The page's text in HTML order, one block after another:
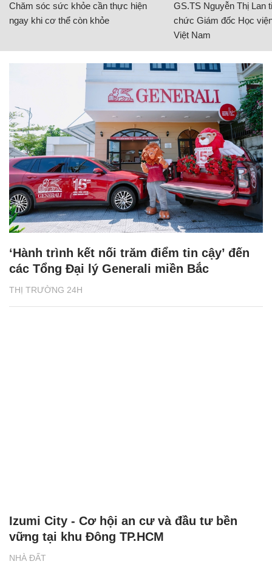
Chăm sóc sức khỏe cần thực hiện
ngay khi cơ thể còn khỏe
GS.TS Nguyễn Thị Lan
chức Giám đốc Học
Việt Nam
THỊ TRƯỜNG 24H
‘Hành trình kết nối trăm điểm tin cậy’ đến
các Tổng Đại lý Generali miền Bắc
NHÀ ĐẤT
Izumi City - Cơ hội an cư và đầu tư bền
vững tại khu Đông TP.HCM